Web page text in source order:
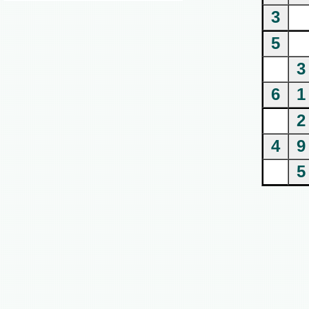
3
5
3
6
1
2
4
9
5